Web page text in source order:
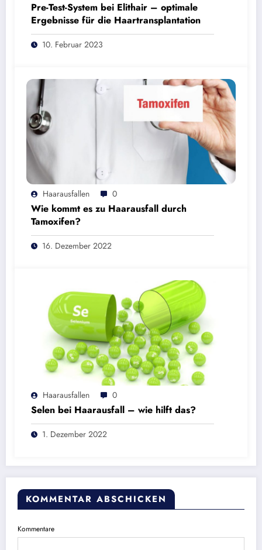
Pre-Test-System bei Elithair – optimale
Ergebnisse für die Haartransplantation
10. Februar 2023
Haarausfallen 0
Wie kommt es zu Haarausfall durch
Tamoxifen?
16. Dezember 2022
Haarausfallen 0
Selen bei Haarausfall – wie hilft das?
1. Dezember 2022
KOMMENTAR ABSCHICKEN
Kommentare